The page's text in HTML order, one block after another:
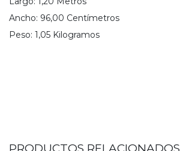
Ancho: 96,00 Centímetros
Peso: 1,05 Kilogramos